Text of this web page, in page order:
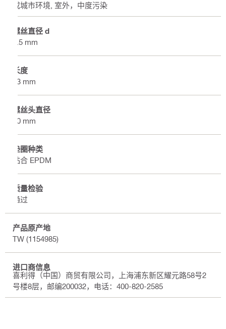
或城市环境, 室外，中度污染
螺丝直径 d
5.5 mm
长度
63 mm
螺丝头直径
10 mm
垫圈种类
粘合 EPDM
质量检验
通过
产品原产地
TW (1154985)
进口商信息
喜利得（中国）商贸有限公司，上海浦东新区耀元路58号2
号楼8层，邮编200032，电话：400-820-2585